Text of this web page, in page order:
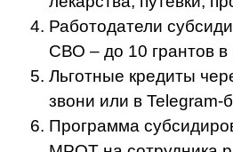
Работодатели
СВО – до 10 грантов в
Льготные кредиты
звони или в Telegram-
Программа